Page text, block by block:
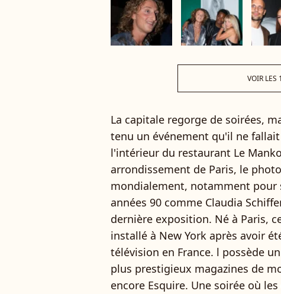
VOIR LES
La capitale regorge de soirées,
tenu un événement qu'il ne
l'intérieur du restaurant Le
arrondissement de Paris, le
mondialement, notamment pour
années 90 comme Claudia
dernière exposition. Né à Paris,
installé à New York après avoir
télévision en France. l possède
plus prestigieux magazines de
encore Esquire. Une soirée où